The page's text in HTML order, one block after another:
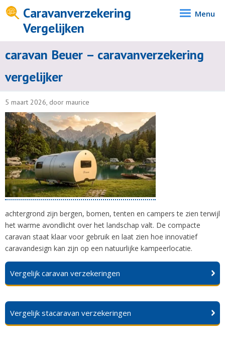
Caravanverzekering
Vergelijken
Menu
caravan Beuer – caravanverzekering
vergelijker
5 maart 2026, door maurice
achtergrond zijn bergen, bomen, tenten en campers te zien terwijl
het warme avondlicht over het landschap valt. De compacte
caravan staat klaar voor gebruik en laat zien hoe innovatief
caravandesign kan zijn op een natuurlijke kampeerlocatie.
Vergelijk caravan verzekeringen
Vergelijk stacaravan verzekeringen